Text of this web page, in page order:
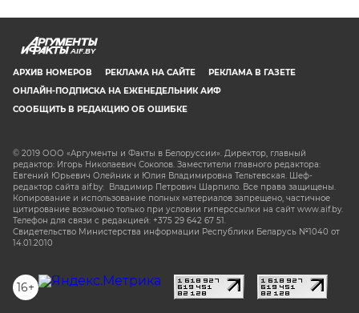
AIF.BY
АРХИВ НОМЕРОВ РЕКЛАМА НА САЙТЕ
РЕКЛАМА В ГАЗЕТЕ
ОНЛАЙН-ПОДПИСКА НА ЕЖЕНЕДЕЛЬНИК АИФ
СООБЩИТЬ В РЕДАКЦИЮ ОБ ОШИБКЕ
© 2019 ООО «Аргументы и Факты в Белоруссии». Директор, главный
редактор: Игорь Николаевич Соколов. Заместители главного редактора:
Евгений Юрьевич Олейник и Юлия Владимировна Тельтевская. Шеф-
редактор сайта aif.by: Владимир Петрович Шарпило. Все права защищены.
Копирование и использование полных материалов запрещено, частичное
цитирование возможно только при условии гиперссылки на сайт www.aif.by.
Телефон для связи с редакцией: +375 29 642 67 51.
Свидетельство Министерства информации Республики Беларусь №1040 от
14.01.2010
16+